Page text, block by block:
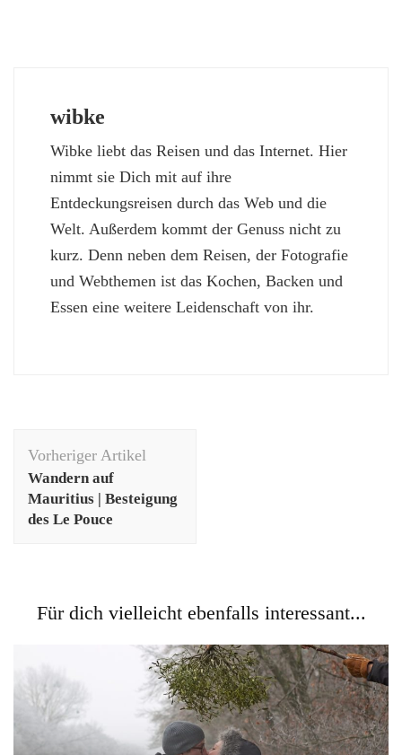
wibke
Wibke liebt das Reisen und das Internet. Hier
nimmt sie Dich mit auf ihre
Entdeckungsreisen durch das Web und die
Welt. Außerdem kommt der Genuss nicht zu
kurz. Denn neben dem Reisen, der Fotografie
und Webthemen ist das Kochen, Backen und
Essen eine weitere Leidenschaft von ihr.
Vorheriger Artikel
Wandern auf
Mauritius | Besteigung
des Le Pouce
Für dich vielleicht ebenfalls interessant...